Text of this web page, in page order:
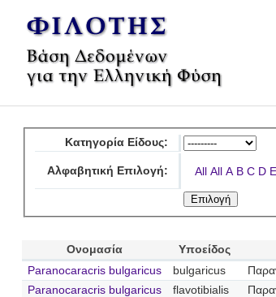
Κατηγορία Είδους:
Αλφαβητική Επιλογή: All All A B C D E
Ονομασία Υποείδος
Paranocaracris bulgaricus
bulgaricus
Paranocaracris bulgaricus
flavotibialis